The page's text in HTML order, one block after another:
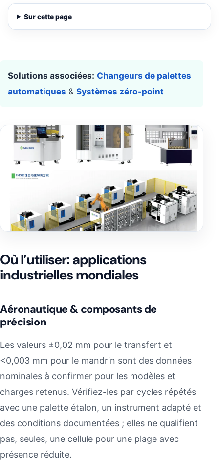
Sur cette page
Solutions associées: Changeurs de palettes
automatiques & Systèmes zéro-point
Où l’utiliser: applications
industrielles mondiales
Aéronautique & composants de
précision
Les valeurs ±0,02 mm pour le transfert et
<0,003 mm pour le mandrin sont des données
nominales à confirmer pour les modèles et
charges retenus. Vérifiez-les par cycles répétés
avec une palette étalon, un instrument adapté et
des conditions documentées ; elles ne qualifient
pas, seules, une cellule pour une plage avec
présence réduite.